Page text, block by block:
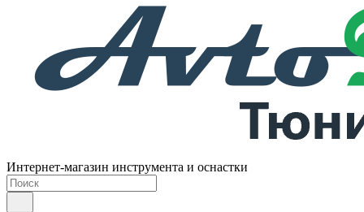
Интернет-магазин инструмента и оснастки